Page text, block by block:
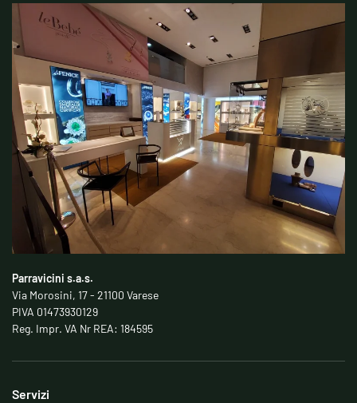
Parravicini s.a.s.
Via Morosini, 17 - 21100 Varese
PIVA 01473930129
Reg. Impr. VA Nr REA: 184595
Servizi